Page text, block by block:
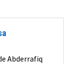
Abderrafiq